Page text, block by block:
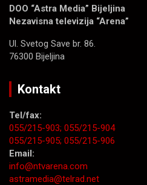
DOO “Astra Media” Bijeljina
Nezavisna televizija “Arena”
Ul. Svetog Save br. 86.
76300 Bijeljina
Kontakt
Tel/fax:
055/215-903; 055/215-904
055/215-905; 055/215-906
Email:
info@ntvarena.com
astramedia@telrad.net